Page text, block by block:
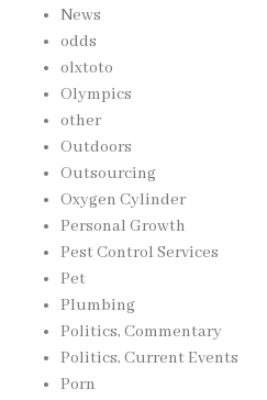
News
odds
olxtoto
Olympics
other
Outdoors
Outsourcing
Oxygen Cylinder
Personal Growth
Pest Control Services
Pet
Plumbing
Politics, Commentary
Politics, Current Events
Porn